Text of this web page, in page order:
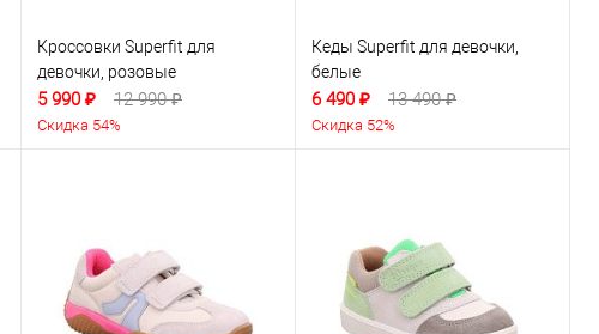
Кроссовки Superfit для
девочки, розовые
5 990 ₽ 12 990 ₽
Скидка 54%
Кеды Superfit для девочки,
белые
6 490 ₽ 13 490 ₽
Скидка 52%